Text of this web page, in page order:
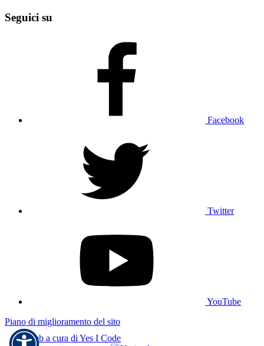
Seguici su
Facebook
Twitter
YouTube
Piano di miglioramento del sito
Sito web a cura di Yes I Code